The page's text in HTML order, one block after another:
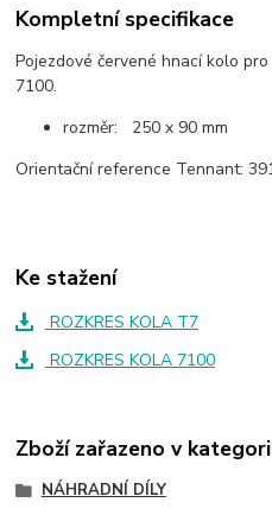
Kompletní specifikace
Pojezdové červené hnací kolo
7100.
rozměr: 250 x 90 mm
Orientační reference Tennant:
Ke stažení
ROZKRES KOLA T7
ROZKRES KOLA 7100
Zboží zařazeno v
NÁHRADNÍ DÍLY